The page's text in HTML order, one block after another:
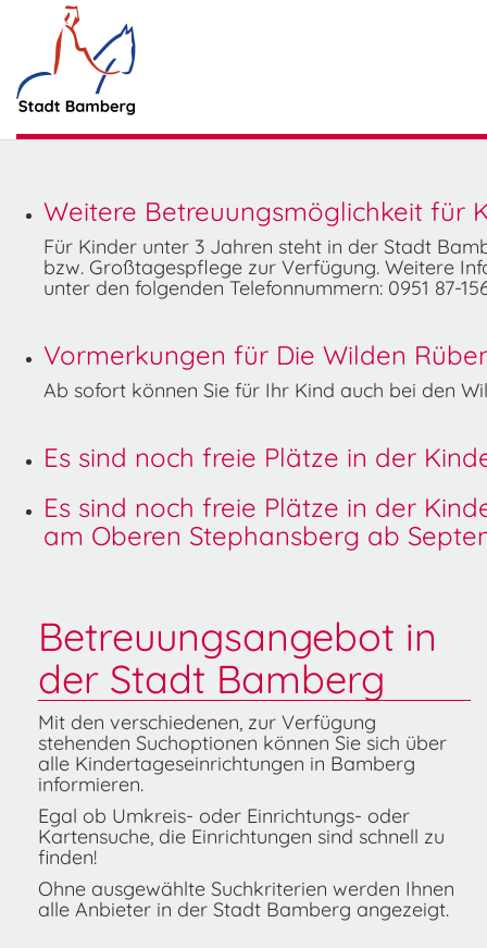
Weitere Betreuungsmöglichkeit für
Für Kinder unter 3 Jahren steht in der Stadt
bzw. Großtagespflege zur Verfügung. Weitere
unter den folgenden Telefonnummern: 0951 87-
Vormerkungen für Die Wilden
Ab sofort können Sie für Ihr Kind auch bei den
Es sind noch freie Plätze in der
Es sind noch freie Plätze in der
am Oberen Stephansberg ab
Betreuungsangebot in
der Stadt Bamberg
Mit den verschiedenen, zur Verfügung
stehenden Suchoptionen können Sie sich über
alle Kindertageseinrichtungen in Bamberg
informieren.
Egal ob Umkreis- oder Einrichtungs- oder
Kartensuche, die Einrichtungen sind schnell zu
finden!
Ohne ausgewählte Suchkriterien werden Ihnen
alle Anbieter in der Stadt Bamberg angezeigt.